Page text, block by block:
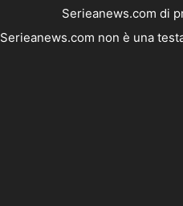
Serieanews.com di
Serieanews.com non è una